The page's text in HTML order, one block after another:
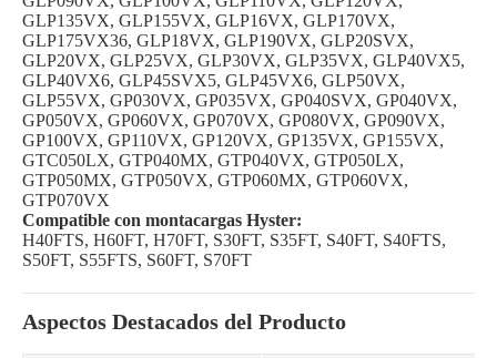
GLP135VX, GLP155VX, GLP16VX, GLP170VX,
GLP175VX36, GLP18VX, GLP190VX, GLP20SVX,
GLP20VX, GLP25VX, GLP30VX, GLP35VX, GLP40VX5,
GLP40VX6, GLP45SVX5, GLP45VX6, GLP50VX,
GLP55VX, GP030VX, GP035VX, GP040SVX, GP040VX,
GP050VX, GP060VX, GP070VX, GP080VX, GP090VX,
GP100VX, GP110VX, GP120VX, GP135VX, GP155VX,
GTC050LX, GTP040MX, GTP040VX, GTP050LX,
GTP050MX, GTP050VX, GTP060MX, GTP060VX,
GTP070VX
Compatible con montacargas Hyster:
H40FTS, H60FT, H70FT, S30FT, S35FT, S40FT, S40FTS,
S50FT, S55FTS, S60FT, S70FT
Aspectos Destacados del Producto